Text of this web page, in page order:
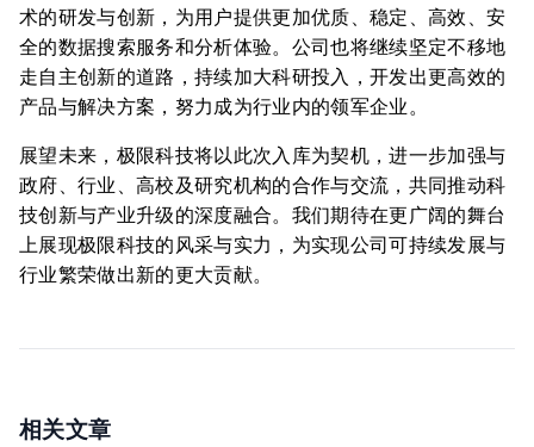
术的研发与创新，为用户提供更加优质、稳定、高效、安
全的数据搜索服务和分析体验。公司也将继续坚定不移地
走自主创新的道路，持续加大科研投入，开发出更高效的
产品与解决方案，努力成为行业内的领军企业。
展望未来，极限科技将以此次入库为契机，进一步加强与
政府、行业、高校及研究机构的合作与交流，共同推动科
技创新与产业升级的深度融合。我们期待在更广阔的舞台
上展现极限科技的风采与实力，为实现公司可持续发展与
行业繁荣做出新的更大贡献。
相关文章